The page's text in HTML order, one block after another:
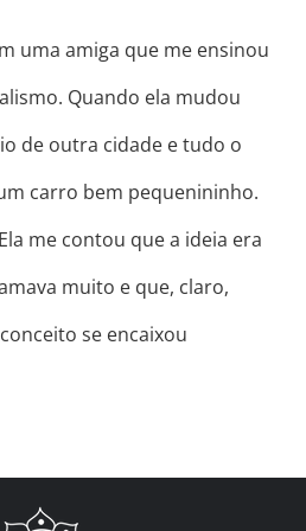
uma amiga que me ensinou
Quando ela mudou
de outra cidade e tudo o
carro bem pequenininho.
me contou que a ideia era
muito e que, claro,
se encaixou